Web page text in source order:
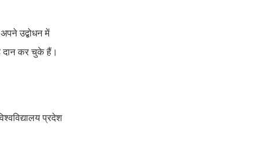
उद्बोधन में
दान कर चुके हैं।
प्रदेश